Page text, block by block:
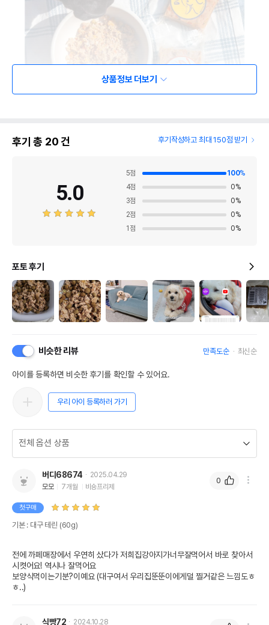
상품정보 더보기
후기 총 20건 후기작성하고 최대 150점 받기
5.0
5점 100%
4점 0%
3점 0%
2점 0%
1 점 0%
포토 후기
비슷한 리뷰 만족도순 최신순
아이를 등록하면 비슷한 후기를 확인할 수 있어요.
우리 아이 등록하러 가기
버디68674
2025.04.29
모모
7개월 비숑프리제
첫구매
기본 : 대구 테린 (60g)
전에 까페매장에서 우연히 샀다가 저희집강아지가너무잘먹어서 바로 찾아서
시켯어요! 역시나 잘먹어요
보양식먹이는기분?이예요 (대구여서 우리집뚠뚠이에게덜 찔거같은 느낌도ㅎ
ㅎ..)
0
식빵72 2024.10.28